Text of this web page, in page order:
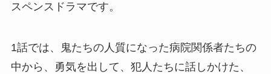
スペンスドラマです。
1話では、鬼たちの人質になった病院関係者たちの
中から、勇気を出して、犯人たちに話しかけた、